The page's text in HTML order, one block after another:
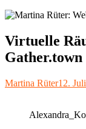
Virtuelle
Autor
Martina Rüter12.